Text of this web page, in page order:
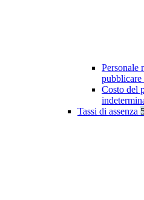
Personale
Costo del
Tassi di assenza